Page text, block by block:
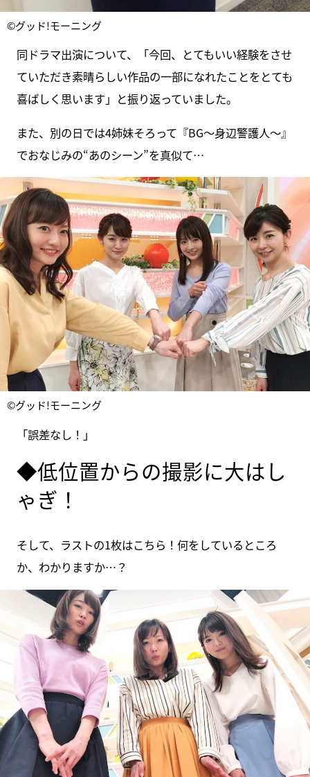
©グッド!モーニング
同ドラマ出演について、「今回、とてもいい経験をさせ
ていただき素晴らしい作品の一部になれたことをとても
喜ばしく思います」と振り返っていました。
また、別の日では4姉妹そろって『BG～身辺警護人～』
でおなじみの“あのシーン”を真似て…
©グッド!モーニング
「誤差なし！」
◆低位置からの撮影に大はし
ゃぎ！
そして、ラストの1枚はこちら！何をしているところ
か、わかりますか…？